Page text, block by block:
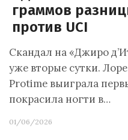
граммов
против UCI
Скандал на «Джиро
уже вторые сутки.
Protime выиграла
покрасила ногти в…
01/06/2026